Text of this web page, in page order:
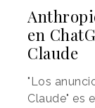
en
Claude
"Los
Claude" es